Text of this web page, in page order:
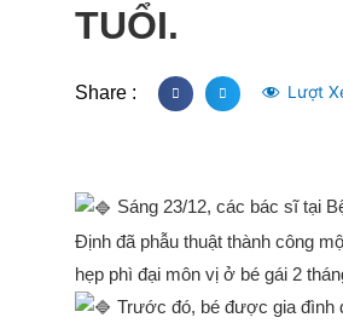
TUỔI.
Share : Lượt
Sáng 23/12, các bác sĩ tại
Định đã phẫu thuật thành công
hẹp phì đại môn vị ở bé gái 2
Trước đó, bé được gia đình